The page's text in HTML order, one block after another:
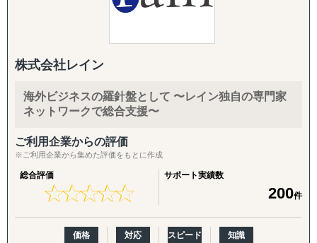
↳ 人材採用支援（現地スタッフ採用）
競合の調査・分析については、対象企業の強みや弱みを把
分析などを行い、「その企業がなぜ成功・失敗したのか」
を徹底的に掘り下げます。
また、得られたデータや分析から、具体的な戦略と実行可
能な施策提案まで行っております。貴社の「適切な経営判
す。
ありがたいことに、これまでたくさんの企業様を支援させ
ていただきましたが、相談いただくほどんどの企業様が、
「どの国・地域に参入すべきかわからない」
「進出に踏み切れる客観的データがない」
「海外進出がはじめてだから落とし穴が多そうで困ってい
株式会社レイン
海外ビジネスの羅針盤として 〜レイン独自の専門家
ネットワークで総合支援〜
ご利用企業からの評価
※ご利用企業から集めた評価をもとに作成
総合評価
★★★★★
★★★★★
サポート実績数
200件
価格 対応 スピード 知識